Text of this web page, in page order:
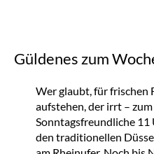
Güldenes zum
Wer glaubt, für frischen
aufstehen, der irrt –
Sonntagsfreundliche
den traditionellen